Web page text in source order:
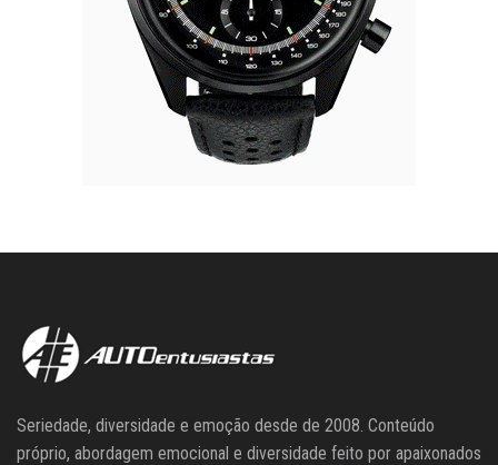
Seriedade, diversidade e emoção desde de 2008. Conteúdo
próprio, abordagem emocional e diversidade feito por apaixonados